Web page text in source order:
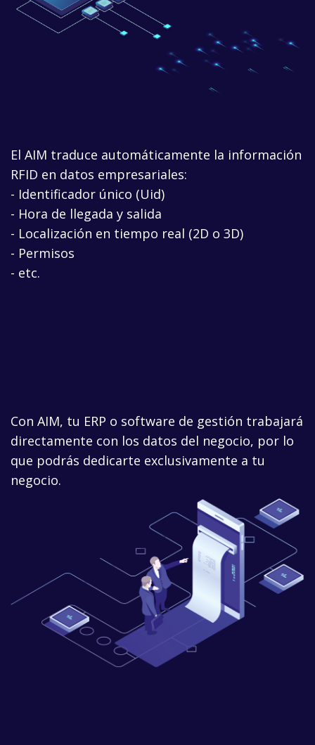
El AIM traduce automáticamente la información
RFID en datos empresariales:
- Identificador único (Uid)
- Hora de llegada y salida
- Localización en tiempo real (2D o 3D)
- Permisos
- etc.
Con AIM, tu ERP o software de gestión trabajará
directamente con los datos del negocio, por lo
que podrás dedicarte exclusivamente a tu
negocio.